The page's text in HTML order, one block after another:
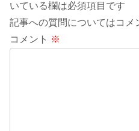
いている欄は必須項目です
記事への質問についてはコメ
コメント ※